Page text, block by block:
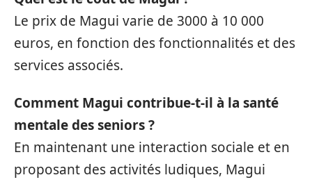
Le prix de Magui varie de 3000 à 10 000
euros, en fonction des fonctionnalités et des
services associés.
Comment Magui contribue-t-il à la santé
mentale des seniors ?
En maintenant une interaction sociale et en
proposant des activités ludiques, Magui